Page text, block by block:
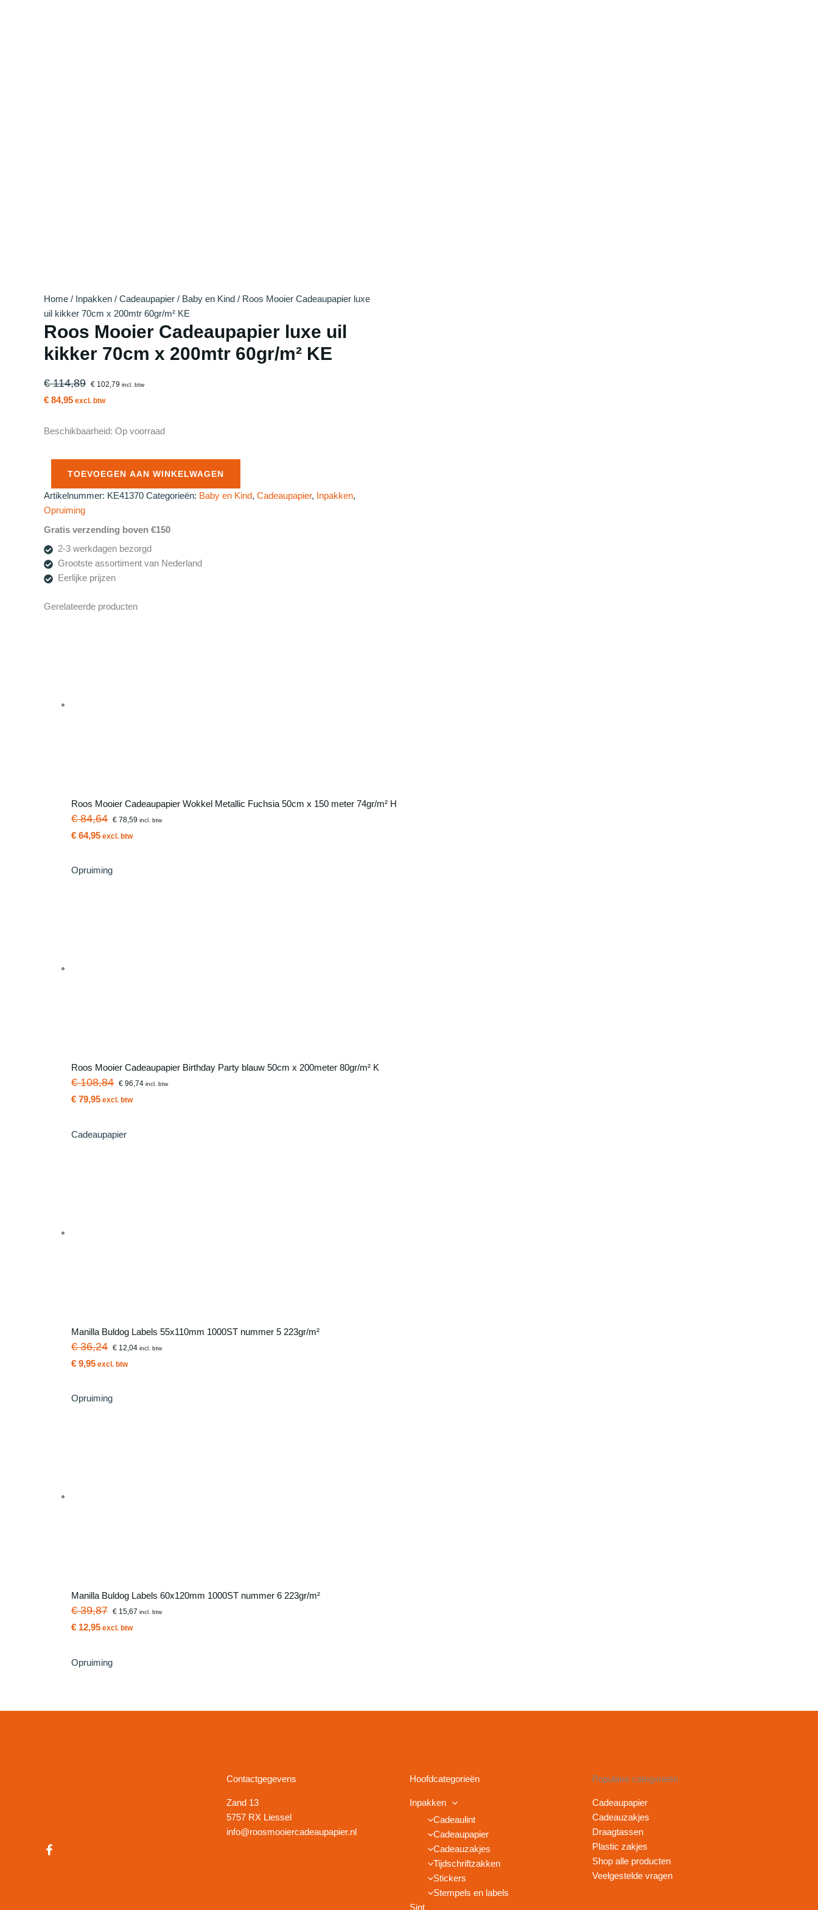
Home / Inpakken / Cadeaupapier / Baby en Kind / Roos Mooier Cadeaupapier luxe
uil kikker 70cm x 200mtr 60gr/m² KE
Roos Mooier Cadeaupapier luxe uil
kikker 70cm x 200mtr 60gr/m² KE
€ 114,89 € 102,79 incl. btw
€ 84,95 excl. btw
Beschikbaarheid: Op voorraad
Mooier
luxe
uil
kikker
x
200mtr
60gr/m²
TOEVOEGEN AAN WINKELWAGEN
Artikelnummer: KE41370 Categorieën: Baby en Kind, Cadeaupapier, Inpakken,
Opruiming
Gratis verzending boven €150
2-3 werkdagen bezorgd
Grootste assortiment van Nederland
Eerlijke prijzen
Gerelateerde producten
Roos Mooier Cadeaupapier Wokkel Metallic Fuchsia 50cm x 150 meter 74gr/m² H
€ 84,64 € 78,59 incl. btw
€ 64,95 excl. btw
Opruiming
Roos Mooier Cadeaupapier Birthday Party blauw 50cm x 200meter 80gr/m² K
€ 108,84 € 96,74incl. btw
€ 79,95 excl. btw
Cadeaupapier
Manilla Buldog Labels 55x110mm 1000ST nummer 5 223gr/m²
€ 36,24 € 12,04incl. btw
€ 9,95 excl. btw
Opruiming
Manilla Buldog Labels 60x120mm 1000ST nummer 6 223gr/m²
€ 39,87 € 15,67 incl. btw
€ 12,95 excl. btw
Opruiming
Contactgegevens
Zand 13
5757 RX Liessel
info@roosmooiercadeaupapier.nl
Hoofdcategorieën
Inpakken
Cadeaulint
Cadeaupapier
Cadeauzakjes
Tijdschriftzakken
Stickers
Stempels en labels
Sint
Populaire categorieën
Cadeaupapier
Cadeauzakjes
Draagtassen
Plastic zakjes
Shop alle producten
Veelgestelde vragen